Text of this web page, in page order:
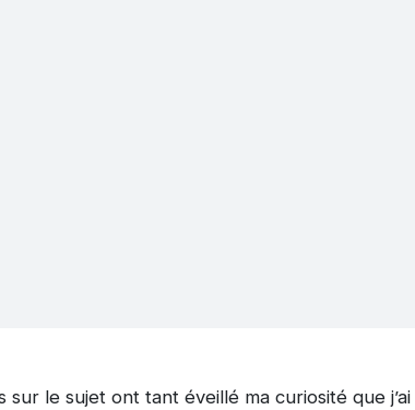
le sujet ont tant éveillé ma curiosité que j’ai